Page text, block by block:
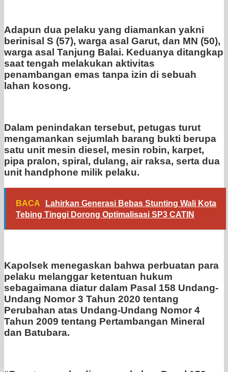
Adapun dua pelaku yang diamankan yakni
berinisal S (57), warga asal Garut, dan MN (50),
warga asal Tanjung Balai. Keduanya ditangkap
saat tengah melakukan aktivitas
penambangan emas tanpa izin di sebuah
lahan kosong.
Dalam penindakan tersebut, petugas turut
mengamankan sejumlah barang bukti berupa
satu unit mesin diesel, mesin robin, karpet,
pipa pralon, spiral, dulang, air raksa, serta dua
unit handphone milik pelaku.
BACA
Lahirkan Generasi Bebas Stunting Wali Kota
Tebing Tinggi Dorong Optimalisasi SP3 CATIN
Kapolsek menegaskan bahwa perbuatan para
pelaku melanggar ketentuan hukum
sebagaimana diatur dalam Pasal 158 Undang-
Undang Nomor 3 Tahun 2020 tentang
Perubahan atas Undang-Undang Nomor 4
Tahun 2009 tentang Pertambangan Mineral
dan Batubara.